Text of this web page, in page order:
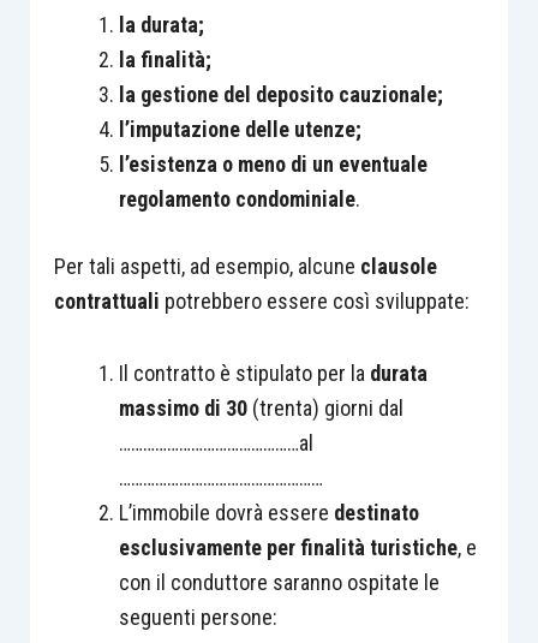
la durata;
la finalità;
la gestione del deposito cauzionale;
l’imputazione delle utenze;
l’esistenza o meno di un eventuale
regolamento condominiale.
Per tali aspetti, ad esempio, alcune clausole
contrattuali potrebbero essere così sviluppate:
Il contratto è stipulato per la durata
massimo di 30(trenta) giorni dal
………………………………………al
……………………………………………
L’immobile dovrà essere destinato
esclusivamente per finalità turistiche, e
con il conduttore saranno ospitate le
seguenti persone: